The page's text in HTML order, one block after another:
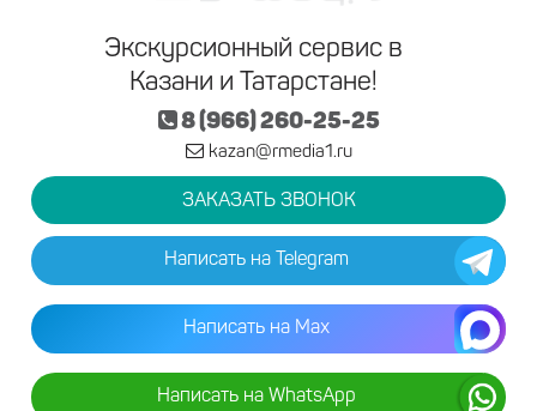
Экскурсионный сервис в
Казани и Татарстане!
8 (966) 260-25-25
kazan@rmedia1.ru
ЗАКАЗАТЬ ЗВОНОК
Написать на Telegram
Написать на Max
Написать на WhatsApp